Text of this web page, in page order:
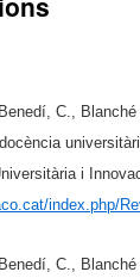
C.,
i
index.php/
C.,